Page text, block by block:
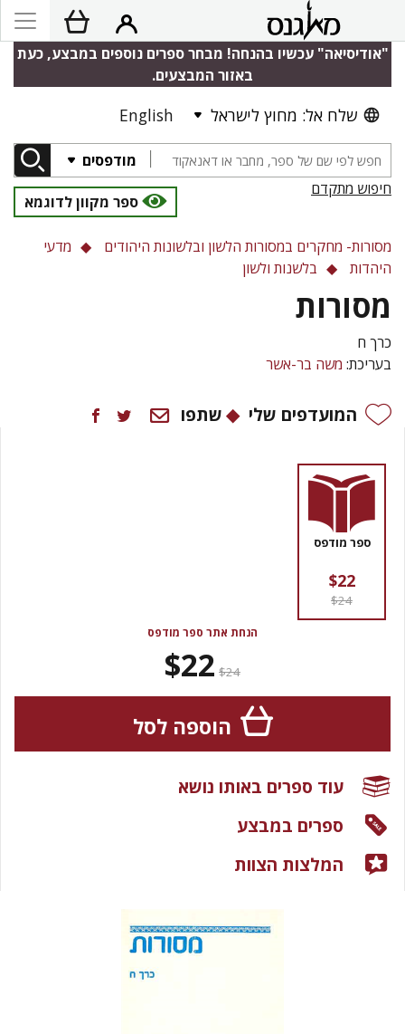
"אודיסיאה" עכשיו בהנחה! מבחר ספרים נוספים במבצע, כעת
באזור המבצעים.
שלח אל: מחוץ לישראל English
מודפסים
חיפוש מתקדם
ספר מקוון לדוגמא
מסורות- מחקרים במסורות הלשון ובלשונות היהודים
מדעי
היהדות
בלשנות ולשון
מסורות
כרך ח
בעריכת: משה בר-אשר
המועדפים שלי שתפו
ספר מודפס
$22
$24
הנחת אתר ספר מודפס
$24
$22
הוספה לסל
עוד ספרים באותו נושא
ספרים במבצע
המלצות הצוות